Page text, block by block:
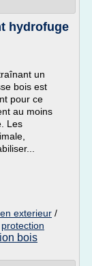
hydrofuge
un
bois est
pour ce
au moins
Les
exterieur /
protection
bois